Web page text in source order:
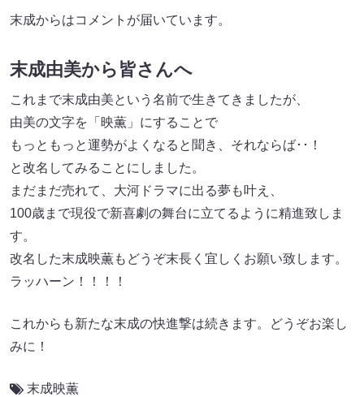
末成からはコメントが届いています。
末成由美から皆さんへ
これまで末成由美という名前で生きてきましたが、
由美の文字を「映薫」にすることで
もっともっと運勢がよくなると聞き、それならば･･！
と改名してみることにしました。
まだまだ売れて、大河ドラマに出る夢も叶え、
100歳まで現役で新喜劇の舞台に立てるように精進致しま
す。
改名した末成映薫もどうぞ末長く宜しくお願い致します。
ラッハーン！！！！
これからも新たな末成の快進撃は続きます。どうぞお楽し
みに！
末成映薫